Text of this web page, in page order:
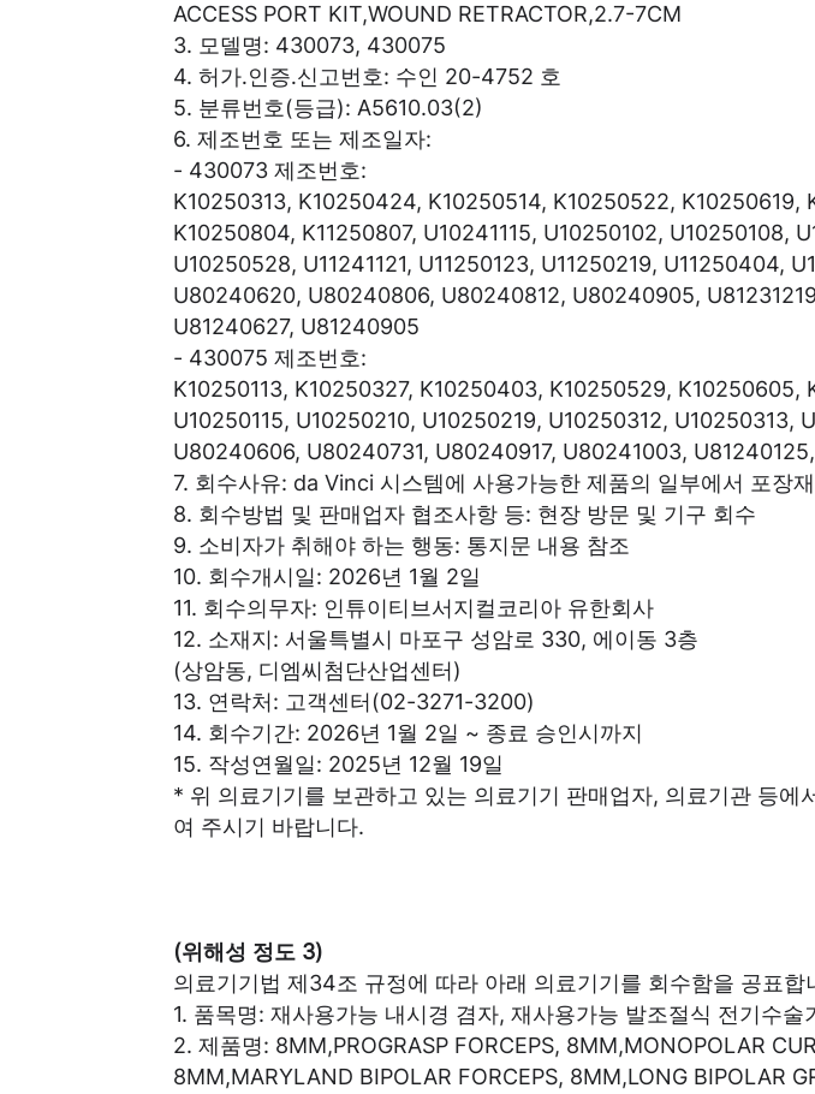
ACCESS PORT KIT,WOUND RETRACTOR,2.7-7CM
3. 모델명: 430073, 430075
4. 허가․인증․신고번호: 수인 20-4752 호
5. 분류번호(등급): A5610.03(2)
6. 제조번호 또는 제조일자:
- 430073 제조번호:
K10250313, K10250424, K10250514, K10250522,
K10250804, K11250807, U10241115, U10250102, U10250108,
U10250528, U11241121, U11250123, U11250219, U11250404,
U80240620, U80240806, U80240812, U80240905,
U81240627, U81240905
- 430075 제조번호:
K10250113, K10250327, K10250403, K10250529, K10250605,
U10250115, U10250210, U10250219, U10250312,
U80240606, U80240731, U80240917, U80241003,
7. 회수사유: da Vinci 시스템에 사용가능한 제품의 일부에서 포장
8. 회수방법 및 판매업자 협조사항 등: 현장 방문 및 기구 회수
9. 소비자가 취해야 하는 행동: 통지문 내용 참조
10. 회수개시일: 2026년 1월 2일
11. 회수의무자: 인튜이티브서지컬코리아 유한회사
12. 소재지: 서울특별시 마포구 성암로 330, 에이동 3층
(상암동, 디엠씨첨단산업센터)
13. 연락처: 고객센터(02-3271-3200)
14. 회수기간: 2026년 1월 2일 ~ 종료 승인시까지
15. 작성연월일: 2025년 12월 19일
* 위 의료기기를 보관하고 있는 의료기기 판매업자, 의료기관 등
여 주시기 바랍니다.
(위해성 정도 3)
의료기기법 제34조 규정에 따라 아래 의료기기를 회수함을 공표합
1. 품목명: 재사용가능 내시경 겸자, 재사용가능 발조절식 전기수
2. 제품명: 8MM,PROGRASP FORCEPS, 8MM,MONOPOLAR
8MM,MARYLAND BIPOLAR FORCEPS, 8MM,LONG BIPOLAR